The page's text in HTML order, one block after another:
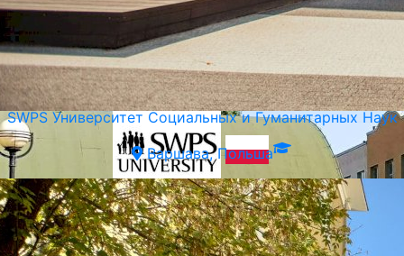
SWPS Университет Социальных и Гуманитарных Наук
Варшава, Польша